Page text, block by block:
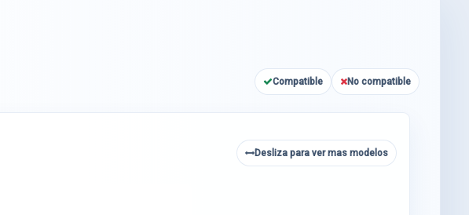
Compatible No compatible
Desliza para ver mas modelos